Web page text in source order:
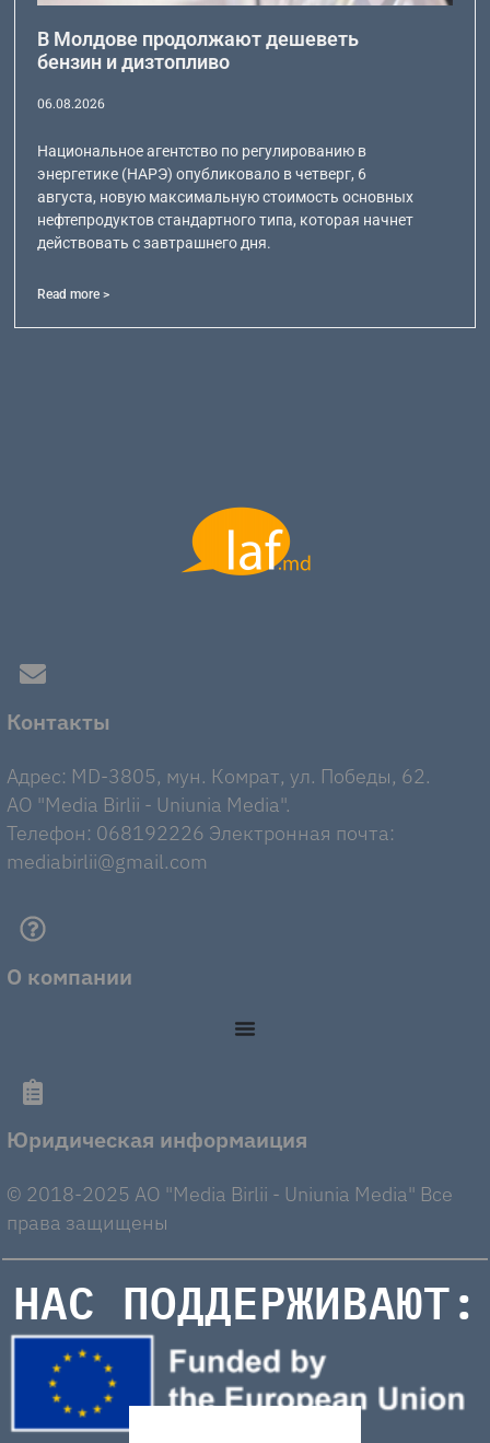
В Молдове продолжают дешеветь
бензин и дизтопливо
06.08.2026
Национальное агентство по регулированию в
энергетике (НАРЭ) опубликовало в четверг, 6
августа, новую максимальную стоимость основных
нефтепродуктов стандартного типа, которая начнет
действовать с завтрашнего дня.
Read more >
Контакты
Адрес: MD-3805, мун. Комрат, ул. Победы, 62.
AO "Media Birlii - Uniunia Media".
Телефон: 068192226 Электронная почта:
mediabirlii@gmail.com
О компании
Юридическая информаиция
© 2018-2025 AO "Media Birlii - Uniunia Media" Все
права защищены
НАС ПОДДЕРЖИВАЮТ: